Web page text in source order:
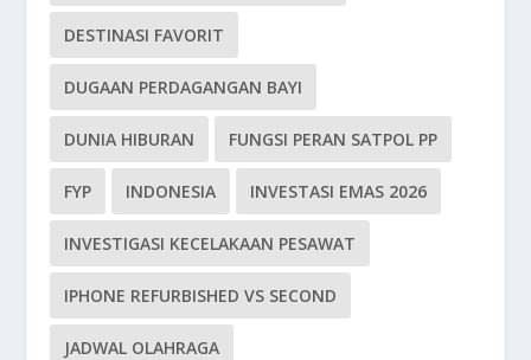
DESTINASI FAVORIT
DUGAAN PERDAGANGAN BAYI
DUNIA HIBURAN FUNGSI PERAN SATPOL PP
FYP INDONESIA INVESTASI EMAS 2026
INVESTIGASI KECELAKAAN PESAWAT
IPHONE REFURBISHED VS SECOND
JADWAL OLAHRAGA